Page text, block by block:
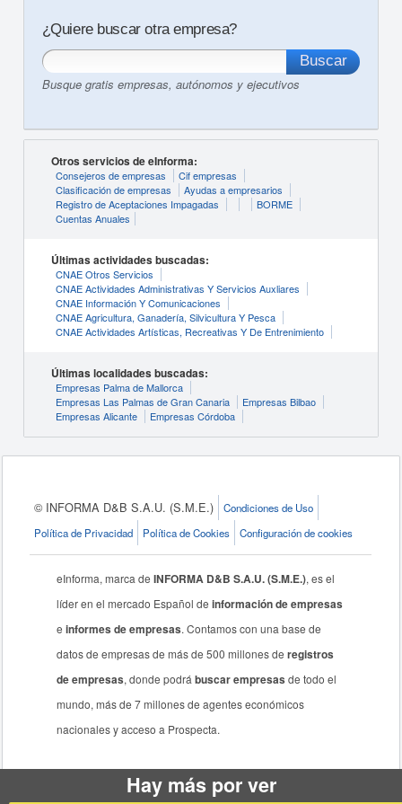
¿Quiere buscar otra empresa?
Busque gratis empresas, autónomos y ejecutivos
Otros servicios de eInforma:
Consejeros de empresas
Cif empresas
Clasificación de empresas
Ayudas a empresarios
Registro de Aceptaciones Impagadas
BORME
Cuentas Anuales
Últimas actividades buscadas:
CNAE Otros Servicios
CNAE Actividades Administrativas Y Servicios Auxliares
CNAE Información Y Comunicaciones
CNAE Agricultura, Ganadería, Silvicultura Y Pesca
CNAE Actividades Artísticas, Recreativas Y De Entrenimiento
Últimas localidades buscadas:
Empresas Palma de Mallorca
Empresas Las Palmas de Gran Canaria
Empresas Bilbao
Empresas Alicante
Empresas Córdoba
© INFORMA D&B S.A.U. (S.M.E.)
Condiciones de Uso
Política de Privacidad
Política de Cookies Configuración de cookies
eInforma, marca deINFORMA D&B S.A.U. (S.M.E.), es el
líder en el mercado Español deinformación de empresas
einformes de empresas. Contamos con una base de
datos de empresas de más de 500 millones deregistros
de empresas, donde podrábuscar empresas de todo el
mundo, más de 7 millones de agentes económicos
nacionales y acceso a Prospecta.
Hay más por ver